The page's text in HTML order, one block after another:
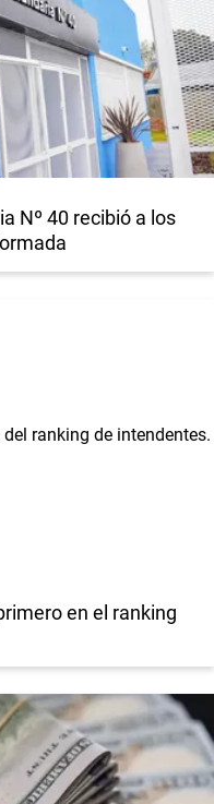
Nº 40 recibió a los
en el ranking